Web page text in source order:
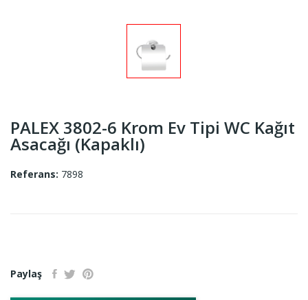
PALEX 3802-6 Krom Ev Tipi WC Kağıt
Asacağı (Kapaklı)
Referans: 7898
Paylaş